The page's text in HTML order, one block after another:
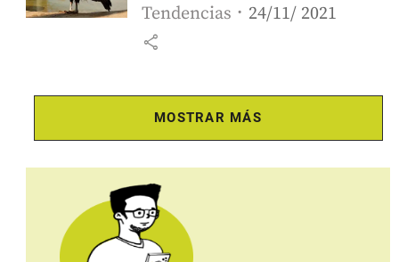
Tendencias 24/11/ 2021
share
MOSTRAR MÁS